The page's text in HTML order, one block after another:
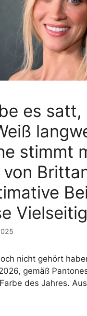
es
stimmt
von
nicht gehört
gemäß
des Jahres. Aus